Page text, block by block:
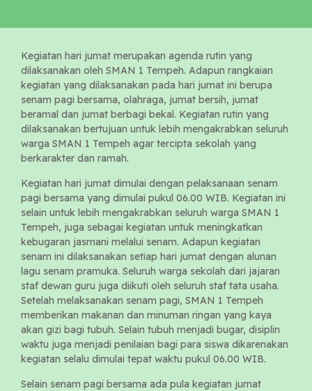
Kegiatan hari jumat merupakan agenda rutin yang
dilaksanakan oleh SMAN 1 Tempeh. Adapun rangkaian
kegiatan yang dilaksanakan pada hari jumat ini berupa
senam pagi bersama, olahraga, jumat bersih, jumat
beramal dan jumat berbagi bekal. Kegiatan rutin yang
dilaksanakan bertujuan untuk lebih mengakrabkan seluruh
warga SMAN 1 Tempeh agar tercipta sekolah yang
berkarakter dan ramah.
Kegiatan hari jumat dimulai dengan pelaksanaan senam
pagi bersama yang dimulai pukul 06.00 WIB. Kegiatan ini
selain untuk lebih mengakrabkan seluruh warga SMAN 1
Tempeh, juga sebagai kegiatan untuk meningkatkan
kebugaran jasmani melalui senam. Adapun kegiatan
senam ini dilaksanakan setiap hari jumat dengan alunan
lagu senam pramuka. Seluruh warga sekolah dari jajaran
staf dewan guru juga diikuti oleh seluruh staf tata usaha.
Setelah melaksanakan senam pagi, SMAN 1 Tempeh
memberikan makanan dan minuman ringan yang kaya
akan gizi bagi tubuh. Selain tubuh menjadi bugar, disiplin
waktu juga menjadi penilaian bagi para siswa dikarenakan
kegiatan selalu dimulai tepat waktu pukul 06.00 WIB.
Selain senam pagi bersama ada pula kegiatan jumat